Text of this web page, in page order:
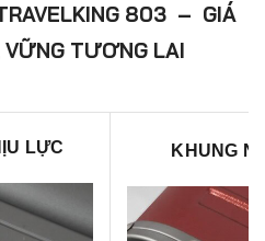
803 – GIÁ
VỮNG TƯƠNG LAI
LỰC KHUNG